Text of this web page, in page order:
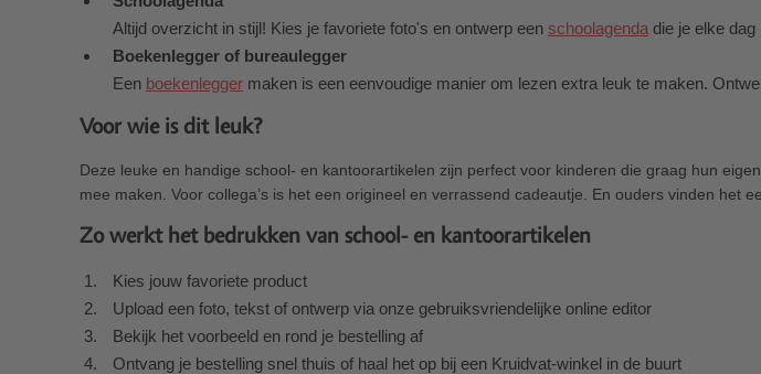
Altijd overzicht in stijl! Kies je favoriete foto's en ontwerp een schoolagenda die je elke
Boekenlegger of bureaulegger
Een boekenlegger maken is een eenvoudige manier om lezen extra leuk te maken.
Voor wie is dit leuk?
Deze leuke en handige school- en kantoorartikelen zijn perfect voor kinderen die graag hun
mee maken. Voor collega’s is het een origineel en verrassend cadeautje. En ouders vinden het
Zo werkt het bedrukken van school- en kantoorartikelen
Kies jouw favoriete product
Upload een foto, tekst of ontwerp via onze gebruiksvriendelijke online editor
Bekijk het voorbeeld en rond je bestelling af
Ontvang je bestelling snel thuis of haal het op bij een Kruidvat-winkel in de buurt